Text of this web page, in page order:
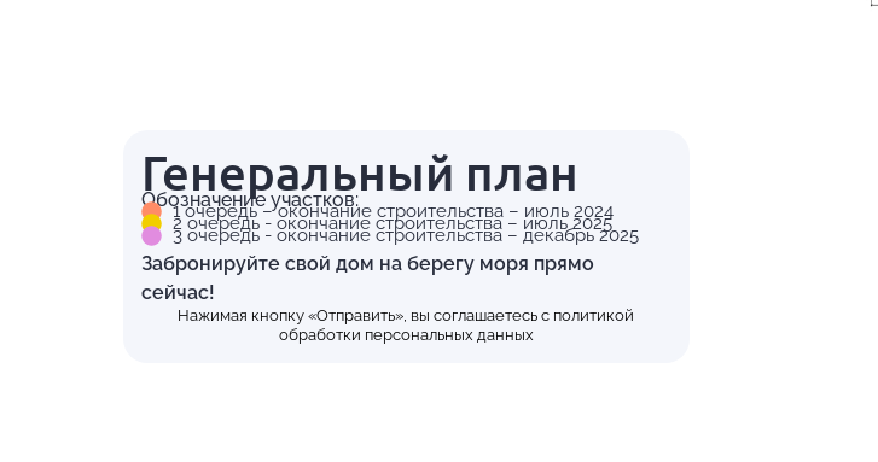
Генеральный план
Обозначение участков:
1 очередь – окончание строительства – июль 2024
2 очередь - окончание строительства – июль 2025
3 очередь - окончание строительства – декабрь 2025
Забронируйте свой дом на берегу моря прямо
сейчас!
Нажимая кнопку «Отправить», вы соглашаетесь с политикой
обработки персональных данных